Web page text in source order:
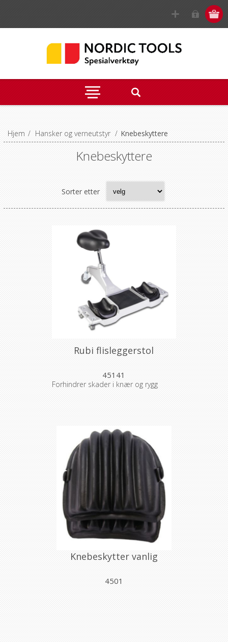
Hjem / Hansker og verneutstyr / Knebeskyttere
Knebeskyttere
Sorter etter
Rubi flisleggerstol
45141
Forhindrer skader i knær og rygg
Knebeskytter vanlig
4501